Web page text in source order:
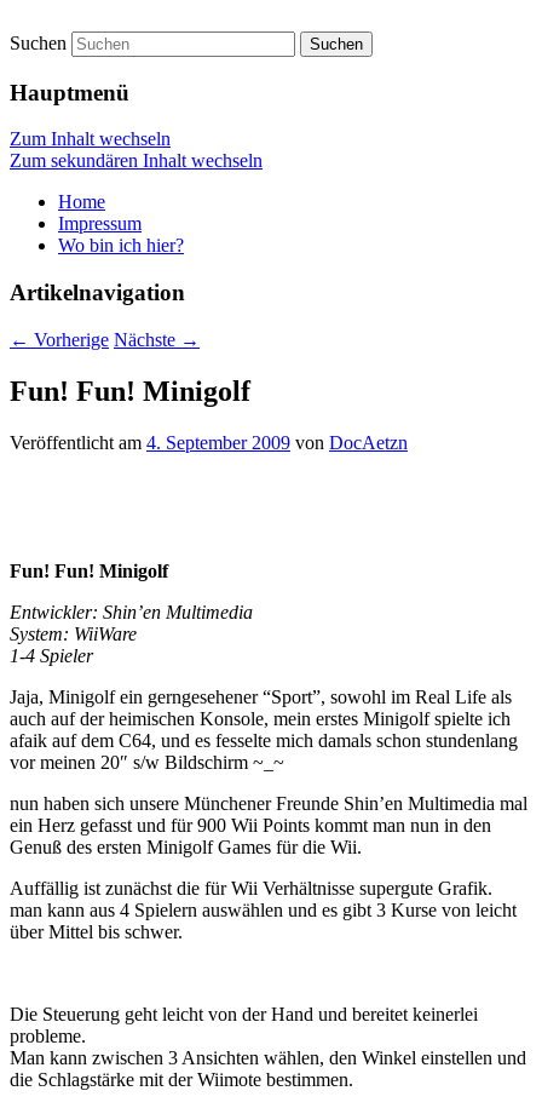
vidgames.de
Suchen
Hauptmenü
Zum Inhalt wechseln
Zum sekundären Inhalt wechseln
Home
Impressum
Wo bin ich hier?
Artikelnavigation
← Vorherige Nächste →
Fun! Fun! Minigolf
Veröffentlicht am 4. September 2009 von DocAetzn
Fun! Fun! Minigolf
Entwickler: Shin’en Multimedia
System: WiiWare
1-4 Spieler
Jaja, Minigolf ein gerngesehener “Sport”, sowohl im Real Life als
auch auf der heimischen Konsole, mein erstes Minigolf spielte ich
afaik auf dem C64, und es fesselte mich damals schon stundenlang
vor meinen 20″ s/w Bildschirm ~_~
nun haben sich unsere Münchener Freunde Shin’en Multimedia mal
ein Herz gefasst und für 900 Wii Points kommt man nun in den
Genuß des ersten Minigolf Games für die Wii.
Auffällig ist zunächst die für Wii Verhältnisse supergute Grafik.
man kann aus 4 Spielern auswählen und es gibt 3 Kurse von leicht
über Mittel bis schwer.
Die Steuerung geht leicht von der Hand und bereitet keinerlei
probleme.
Man kann zwischen 3 Ansichten wählen, den Winkel einstellen und
die Schlagstärke mit der Wiimote bestimmen.